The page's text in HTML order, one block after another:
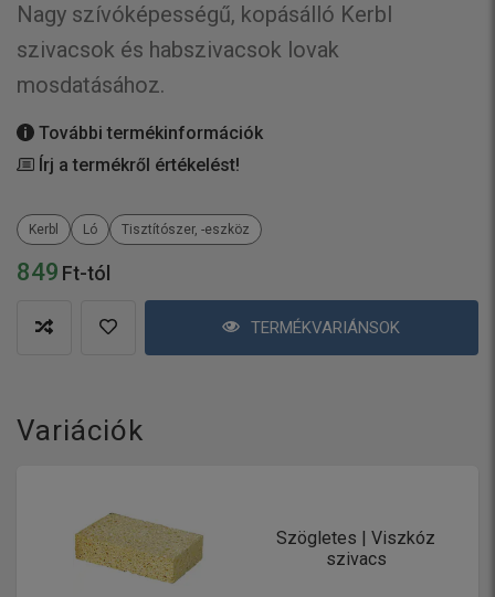
849 Ft-tól
TERMÉKVARIÁNSOK
Nagy szívóképességű, kopásálló Kerbl
szivacsok és habszivacsok lovak
mosdatásához.
További termékinformációk
Írj a termékről értékelést!
Kerbl Ló Tisztítószer, -eszköz
Variációk
Szögletes | Viszkóz
szivacs